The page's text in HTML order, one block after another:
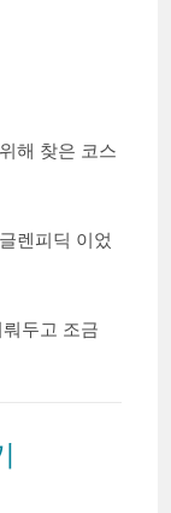
해 찾은 코스
렌피딕 이었
두고 조금